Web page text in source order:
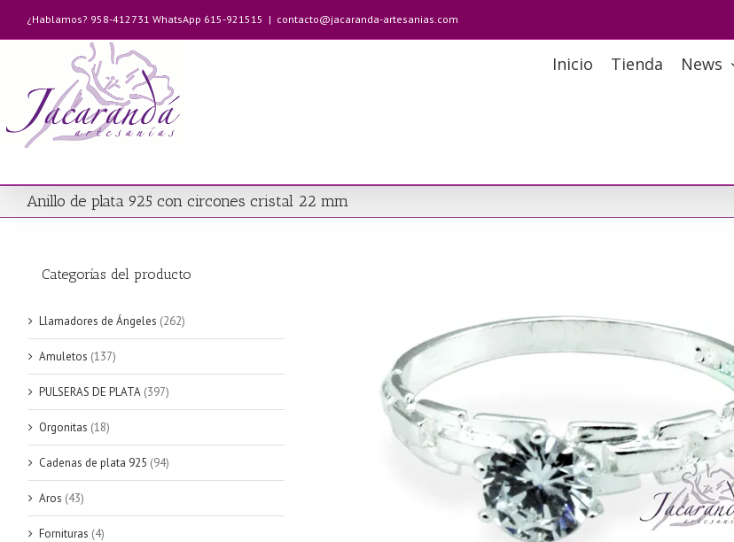
contenido
¿Hablamos? 958-412731 WhatsApp 615-921515 | contacto@jacaranda-artesanias.com
Inicio Tienda News
Anillo de plata 925 con circones cristal 22 mm
Categorías del producto
Llamadores de Ángeles (262)
Amuletos (137)
PULSERAS DE PLATA (397)
Orgonitas (18)
Cadenas de plata 925 (94)
Aros (43)
Fornituras (4)